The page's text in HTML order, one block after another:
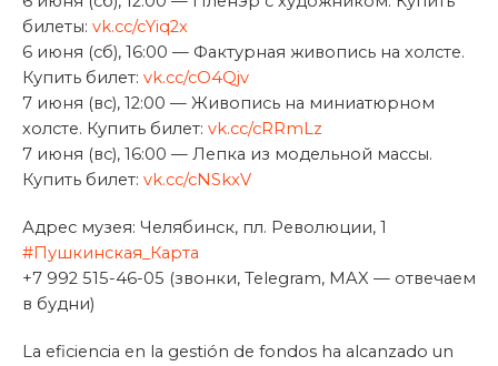
билеты: vk.cc/cYiq2x
6 июня (сб), 16:00 — Фактурная живопись на холсте.
Купить билет: vk.cc/cO4Qjv
7 июня (вс), 12:00 — Живопись на миниатюрном
холсте. Купить билет: vk.cc/cRRmLz
7 июня (вс), 16:00 — Лепка из модельной массы.
Купить билет: vk.cc/cNSkxV
Адрес музея: Челябинск, пл. Революции, 1
#Пушкинская_Карта
+7 992 515-46-05 (звонки, Telegram, MAX — отвечаем
в будни)
La eficiencia en la gestión de fondos ha alcanzado un